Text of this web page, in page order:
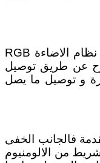
اذا لم تكن لوحتك الرئيسية لا تدعم نظام الاضاءة RGB
عن طريق توصيل
و توصيل ما يصل
فالجانب الخفى
من الالومنيوم